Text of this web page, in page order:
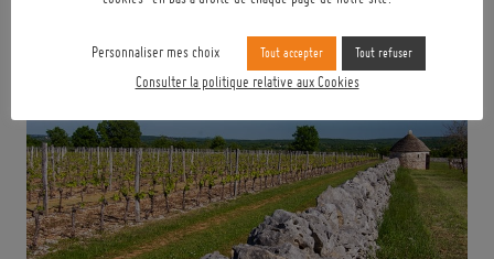
Personnaliser mes choix Tout accepter Tout refuser
Consulter la politique relative aux Cookies